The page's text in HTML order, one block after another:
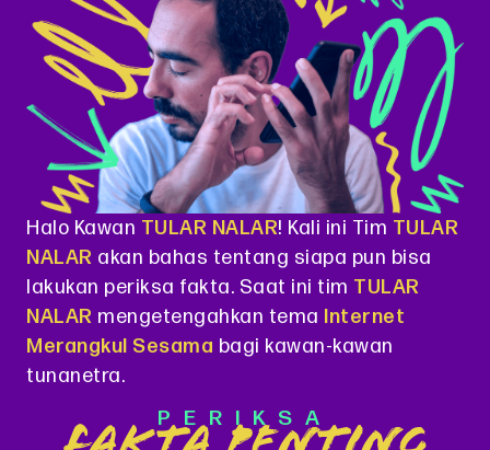
Halo Kawan TULAR NALAR! Kali ini Tim TULAR
NALAR akan bahas tentang siapa pun bisa
lakukan periksa fakta. Saat ini tim TULAR
NALAR mengetengahkan tema Internet
Merangkul Sesama bagi kawan-kawan
tunanetra.
PERIKSA